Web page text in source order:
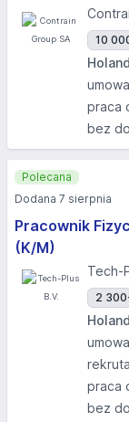
10
praca
bez
Pracownik
(K/M)
Tech-
2
praca
bez
Polecana
Dodana 7 sierpnia